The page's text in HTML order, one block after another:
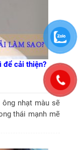
để cải thiện?
nhạt màu sẽ
thái mạnh mẽ